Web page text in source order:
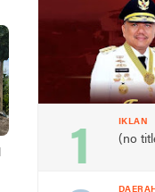
IKLAN
(no